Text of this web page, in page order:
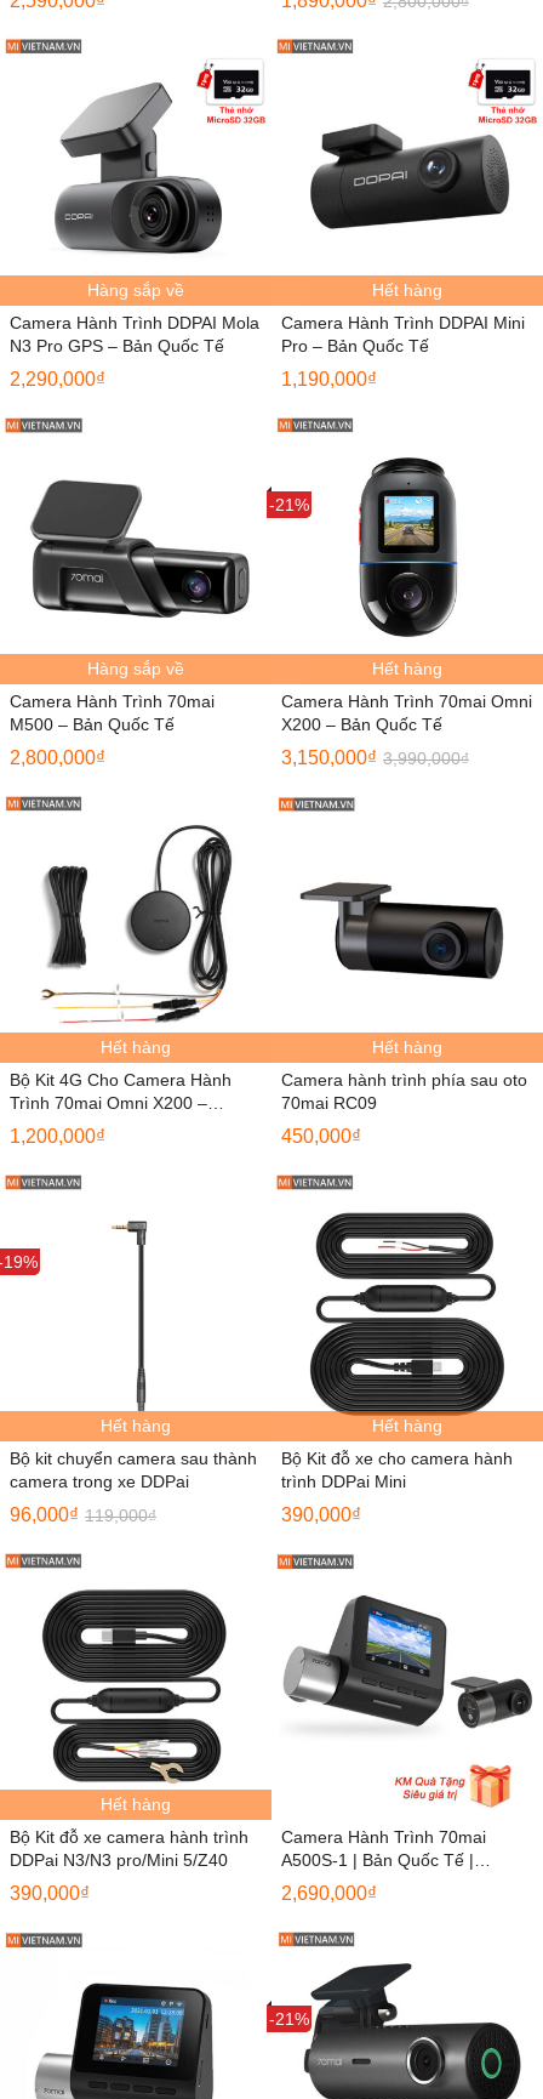
Hàng sắp về
Camera Hành Trình DDPAI Mola
N3 Pro GPS – Bản Quốc Tế
2,290,000₫
Hết hàng
Camera Hành Trình DDPAI Mini
Pro – Bản Quốc Tế
1,190,000₫
Hàng sắp về
Camera Hành Trình 70mai
M500 – Bản Quốc Tế
2,800,000₫
Sale
-21%
Hết hàng
Camera Hành Trình 70mai Omni
X200 – Bản Quốc Tế
3,150,000₫ 3,990,000₫
Hết hàng
Bộ Kit 4G Cho Camera Hành
Trình 70mai Omni X200 –
Midrive UP04 (CA)
1,200,000₫
Hết hàng
Camera hành trình phía sau oto
70mai RC09
450,000₫
19%
Hết hàng
Bộ kit chuyển camera sau thành
camera trong xe DDPai
96,000₫ 119,000₫
Hết hàng
Bộ Kit đỗ xe cho camera hành
trình DDPai Mini
390,000₫
Hết hàng
Bộ Kit đỗ xe camera hành trình
DDPai N3/N3 pro/Mini 5/Z40
390,000₫
Camera Hành Trình 70mai
A500S-1 | Bản Quốc Tế |
Mivietnam
2,690,000₫
Sale
-21%